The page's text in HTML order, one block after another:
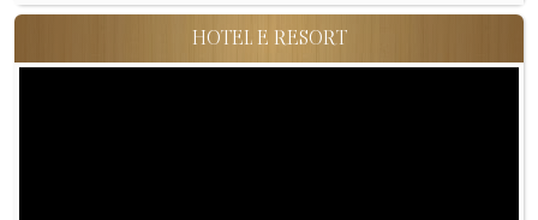
HOTEL E RESORT